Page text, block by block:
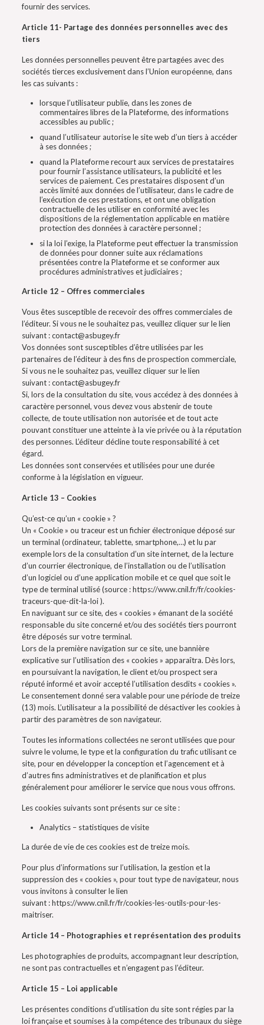
fournir des services.
Article 11- Partage des données personnelles avec des
tiers
Les données personnelles peuvent être partagées avec des
sociétés tierces exclusivement dans l’Union européenne, dans
les cas suivants :
lorsque l’utilisateur publie, dans les zones de
commentaires libres de la Plateforme, des informations
accessibles au public ;
quand l’utilisateur autorise le site web d’un tiers à accéder
à ses données ;
quand la Plateforme recourt aux services de prestataires
pour fournir l’assistance utilisateurs, la publicité et les
services de paiement. Ces prestataires disposent d’un
accès limité aux données de l’utilisateur, dans le cadre de
l’exécution de ces prestations, et ont une obligation
contractuelle de les utiliser en conformité avec les
dispositions de la réglementation applicable en matière
protection des données à caractère personnel ;
si la loi l’exige, la Plateforme peut effectuer la transmission
de données pour donner suite aux réclamations
présentées contre la Plateforme et se conformer aux
procédures administratives et judiciaires ;
Article 12 – Offres commerciales
Vous êtes susceptible de recevoir des offres commerciales de
l’éditeur. Si vous ne le souhaitez pas, veuillez cliquer sur le lien
suivant : contact@asbugey.fr
Vos données sont susceptibles d’être utilisées par les
partenaires de l’éditeur à des fins de prospection commerciale,
Si vous ne le souhaitez pas, veuillez cliquer sur le lien
suivant : contact@asbugey.fr
Si, lors de la consultation du site, vous accédez à des données à
caractère personnel, vous devez vous abstenir de toute
collecte, de toute utilisation non autorisée et de tout acte
pouvant constituer une atteinte à la vie privée ou à la réputation
des personnes. L’éditeur décline toute responsabilité à cet
égard.
Les données sont conservées et utilisées pour une durée
conforme à la législation en vigueur.
Article 13 – Cookies
Qu’est-ce qu’un « cookie » ?
Un « Cookie » ou traceur est un fichier électronique déposé sur
un terminal (ordinateur, tablette, smartphone,…) et lu par
exemple lors de la consultation d’un site internet, de la lecture
d’un courrier électronique, de l’installation ou de l’utilisation
d’un logiciel ou d’une application mobile et ce quel que soit le
type de terminal utilisé (source : https://www.cnil.fr/fr/cookies-
traceurs-que-dit-la-loi ).
En naviguant sur ce site, des « cookies » émanant de la société
responsable du site concerné et/ou des sociétés tiers pourront
être déposés sur votre terminal.
Lors de la première navigation sur ce site, une bannière
explicative sur l’utilisation des « cookies » apparaîtra. Dès lors,
en poursuivant la navigation, le client et/ou prospect sera
réputé informé et avoir accepté l’utilisation desdits « cookies ».
Le consentement donné sera valable pour une période de treize
(13) mois. L’utilisateur a la possibilité de désactiver les cookies à
partir des paramètres de son navigateur.
Toutes les informations collectées ne seront utilisées que pour
suivre le volume, le type et la configuration du trafic utilisant ce
site, pour en développer la conception et l’agencement et à
d’autres fins administratives et de planification et plus
généralement pour améliorer le service que nous vous offrons.
Les cookies suivants sont présents sur ce site :
Analytics – statistiques de visite
La durée de vie de ces cookies est de treize mois.
Pour plus d’informations sur l’utilisation, la gestion et la
suppression des « cookies », pour tout type de navigateur, nous
vous invitons à consulter le lien
suivant : https://www.cnil.fr/fr/cookies-les-outils-pour-les-
maitriser.
Article 14 – Photographies et représentation des produits
Les photographies de produits, accompagnant leur description,
ne sont pas contractuelles et n’engagent pas l’éditeur.
Article 15 – Loi applicable
Les présentes conditions d’utilisation du site sont régies par la
loi française et soumises à la compétence des tribunaux du siège